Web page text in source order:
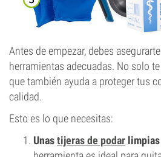
Antes de empezar, debes
herramientas adecuadas. No solo
que también ayuda a proteger tus
calidad.
Esto es lo que necesitas:
Unastijeras de podar